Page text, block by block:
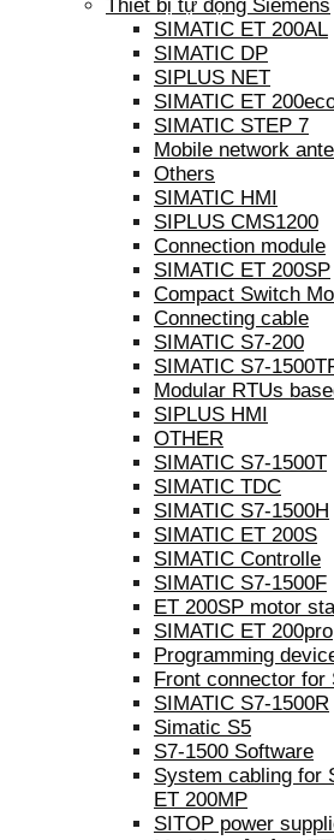
Thiết bị tự động Siemens
SIMATIC ET 200AL
SIMATIC DP
SIPLUS NET
SIMATIC ET
SIMATIC STEP 7
Mobile network
Others
SIMATIC HMI
SIPLUS CMS1200
Connection module
SIMATIC ET 200SP
Compact Switch
Connecting cable
SIMATIC S7-200
SIMATIC S7-
Modular RTUs
SIPLUS HMI
OTHER
SIMATIC S7-1500T
SIMATIC TDC
SIMATIC S7-1500H
SIMATIC ET 200S
SIMATIC Controlle
SIMATIC S7-1500F
ET 200SP motor
SIMATIC ET 200pro
Programming
Front connector for
SIMATIC S7-1500R
Simatic S5
S7-1500 Software
System cabling for
ET 200MP
SITOP power